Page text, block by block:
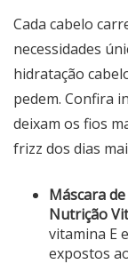
Cada cabelo
necessidades
hidratação
pedem. Confira
deixam os fios
frizz dos dias
Máscara
Nutrição
vitamina E
expostos